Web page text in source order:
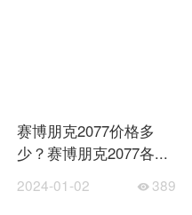
赛博朋克2077价格多
少？赛博朋克2077各...
2024-01-02 389